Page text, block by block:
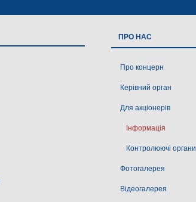
ПРО НАС
Про концерн
Керівний орган
Для акціонерів
Інформація
Контролюючі органи
Фотогалерея
Відеогалерея